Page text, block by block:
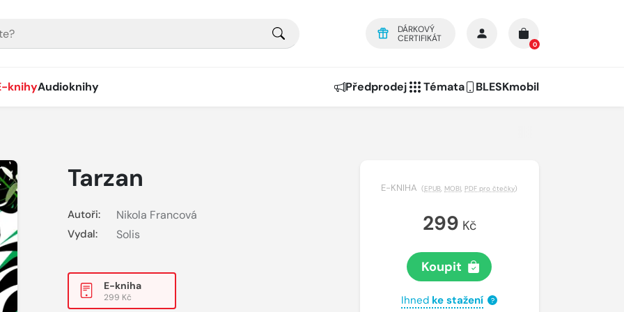
DÁRKOVÝ
CERTIFIKÁT
0
knihyAudioknihy Předprodej Témata BLESKmobil
Tarzan
Autoři: Nikola Francová
Vydal: Solis
E-kniha
299 Kč
E-KNIHA (EPUB, MOBI, PDF pro čtečky)
299 Kč
Koupit
Ihned ke stažení ?